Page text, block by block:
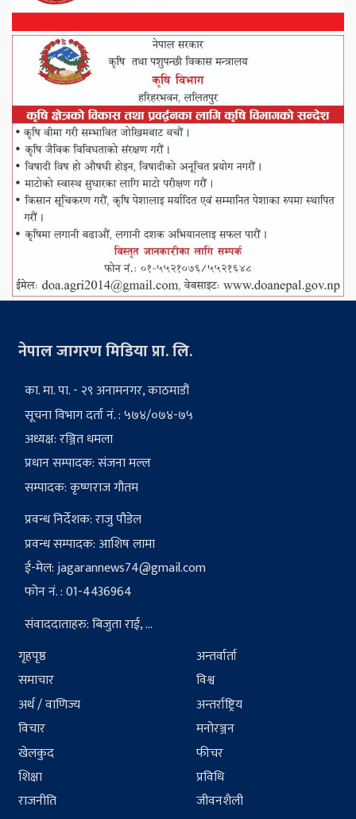
नेपाल जागरण मिडिया प्रा. लि.
का. मा. पा. - २९ अनामनगर, काठमाडौं
सूचना विभाग दर्ता नं. : ५७४/०७४-७५
अध्यक्ष: रञ्जित धमला
प्रधान सम्पादक: संजना मल्ल
सम्पादक: कृष्णराज गौतम
प्रवन्ध निर्देशक: राजु पौडेल
प्रवन्ध सम्पादक: आशिष लामा
ई-मेल:jagarannews74@gmail.com
फोन नं. : 01-4436964
संवाददाताहरु: बिजुता राई, ...
गृहपृष्ठ
समाचार
अर्थ / वाणिज्य
विचार
खेलकुद
शिक्षा
राजनीति
अन्तर्वार्ता
विश्व
अन्तर्राष्ट्रिय
मनोरञ्जन
फीचर
प्रविधि
जीवनशैली